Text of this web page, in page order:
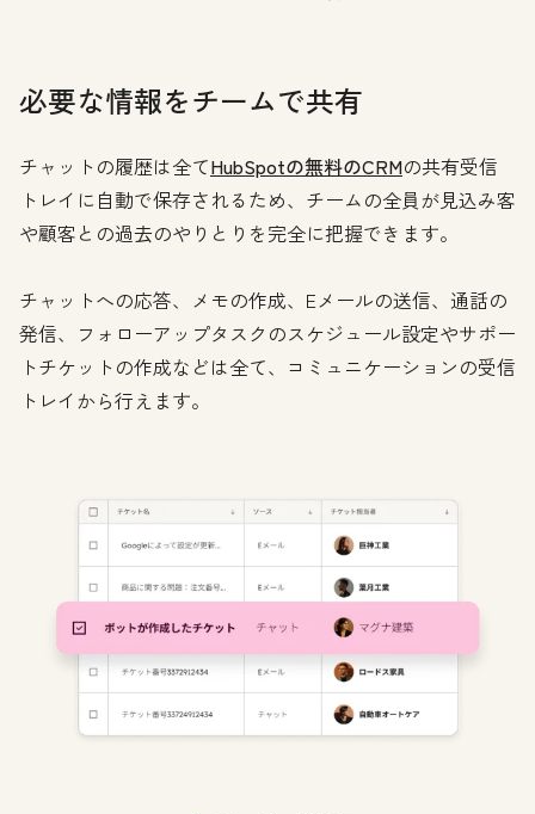
必要な情報をチームで共有
チャットの履歴は全てHubSpotの無料のCRMの共有受信
トレイに自動で保存されるため、チームの全員が見込み客
や顧客との過去のやりとりを完全に把握できます。
チャットへの応答、メモの作成、Eメールの送信、通話の
発信、フォローアップタスクのスケジュール設定やサポー
トチケットの作成などは全て、コミュニケーションの受信
トレイから行えます。